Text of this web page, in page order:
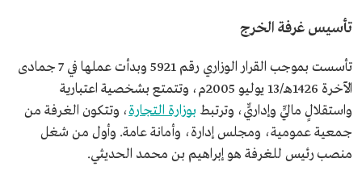
تأسيس غرفة الخرج
تأسست بموجب القرار الوزاري رقم 5921 وبدأت عملها في 7 جمادى
الآخرة 1426هـ/13 يوليو 2005م، وتتمتع بشخصية اعتبارية
واستقلالٍ ماليٍّ وإداريٍّ، وترتبط بوزارة التجارة، وتتكون الغرفة من
جمعية عمومية، ومجلس إدارة، وأمانة عامة. وأول من شغل
منصب رئيس للغرفة هو إبراهيم بن محمد الحديثي.